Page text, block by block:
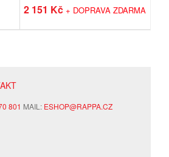
2 151 Kč + DOPRAVA ZDARMA
801 MAIL: ESHOP@RAPPA.CZ